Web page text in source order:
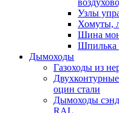
Узлы
Хомуты,
Шина
Шпилька
Дымоходы
Газоходы из
оцин стали
Дымоходы
RAL